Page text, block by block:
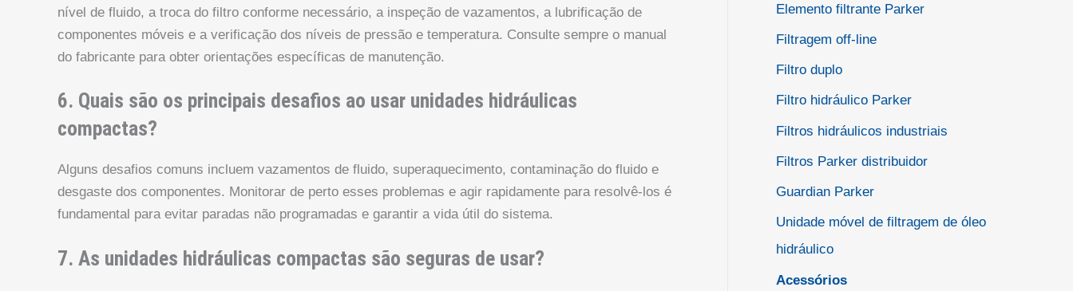
nível de fluido, a troca do filtro conforme necessário, a inspeção de vazamentos, a lubrificação de
componentes móveis e a verificação dos níveis de pressão e temperatura. Consulte sempre o manual
do fabricante para obter orientações específicas de manutenção.
6. Quais são os principais desafios ao usar unidades hidráulicas
compactas?
Alguns desafios comuns incluem vazamentos de fluido, superaquecimento, contaminação do fluido e
desgaste dos componentes. Monitorar de perto esses problemas e agir rapidamente para resolvê-los é
fundamental para evitar paradas não programadas e garantir a vida útil do sistema.
7. As unidades hidráulicas compactas são seguras de usar?
Elemento filtrante Parker
Filtragem off-line
Filtro duplo
Filtro hidráulico Parker
Filtros hidráulicos industriais
Filtros Parker distribuidor
Guardian Parker
Unidade móvel de filtragem de óleo
hidráulico
Acessórios